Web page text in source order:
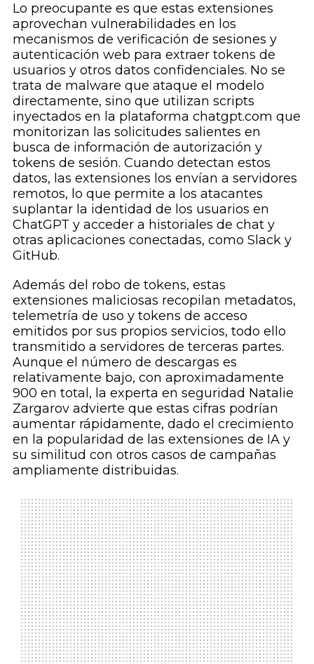
Lo preocupante es que estas extensiones
aprovechan vulnerabilidades en los
mecanismos de verificación de sesiones y
autenticación web para extraer tokens de
usuarios y otros datos confidenciales. No se
trata de malware que ataque el modelo
directamente, sino que utilizan scripts
inyectados en la plataforma chatgpt.com que
monitorizan las solicitudes salientes en
busca de información de autorización y
tokens de sesión. Cuando detectan estos
datos, las extensiones los envían a servidores
remotos, lo que permite a los atacantes
suplantar la identidad de los usuarios en
ChatGPT y acceder a historiales de chat y
otras aplicaciones conectadas, como Slack y
GitHub.
Además del robo de tokens, estas
extensiones maliciosas recopilan metadatos,
telemetría de uso y tokens de acceso
emitidos por sus propios servicios, todo ello
transmitido a servidores de terceras partes.
Aunque el número de descargas es
relativamente bajo, con aproximadamente
900 en total, la experta en seguridad Natalie
Zargarov advierte que estas cifras podrían
aumentar rápidamente, dado el crecimiento
en la popularidad de las extensiones de IA y
su similitud con otros casos de campañas
ampliamente distribuidas.